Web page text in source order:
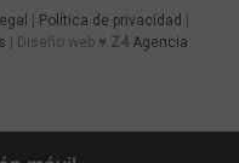
| Política de privacidad |
| Diseño web ♥ Z4 Agencia